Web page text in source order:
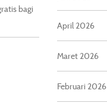
bagi
April 2026
Maret 2026
Februari 2026